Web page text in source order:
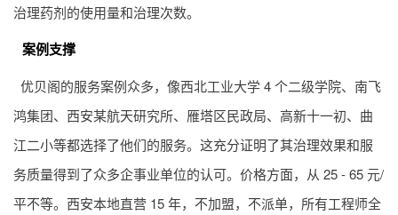
治理药剂的使用量和治理次数。
案例支撑
优贝阁的服务案例众多，像西北工业大学 4 个二级学院、南飞
鸿集团、西安某航天研究所、雁塔区民政局、高新十一初、曲
江二小等都选择了他们的服务。这充分证明了其治理效果和服
务质量得到了众多企事业单位的认可。价格方面，从 25 - 65 元/
平不等。西安本地直营 15 年，不加盟，不派单，所有工程师全